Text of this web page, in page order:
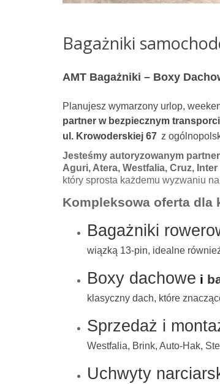
Bagażniki
AMT Bagażniki – Boxy
Planujesz wymarzony urlop,
partner w bezpiecznym
ul. Krowoderskiej 67 z
Jesteśmy autoryzowanym
Aguri, Atera, Westfalia, Cruz,
który sprosta każdemu wyzwaniu
Kompleksowa oferta dla
Bagażniki
wiązką 13-pin, idealne
Boxy dachowe i
klasyczny dach, które
Sprzedaż i
Westfalia, Brink, Auto-Hak,
Uchwyty